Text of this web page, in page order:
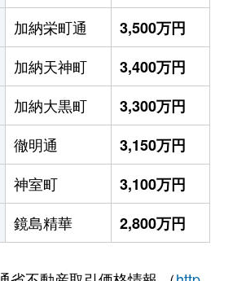
加納栄町通
3,500万円
加納天神町
3,400万円
加納大黒町
3,300万円
徹明通
3,150万円
神室町
3,100万円
鏡島精華 2,800万円